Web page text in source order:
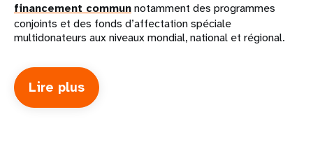
financement communnotamment des programmes
conjoints et des fonds d’affectation spéciale
multidonateurs aux niveaux mondial, national et régional.
Lire plus about
How